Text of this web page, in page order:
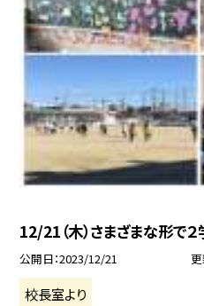
12/21（木）さまざまな形で２
公開日 2023/12/21
校長室より